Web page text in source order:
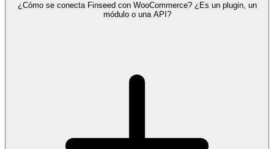
¿Cómo se conecta Finseed con WooCommerce? ¿Es un plugin, un
módulo o una API?